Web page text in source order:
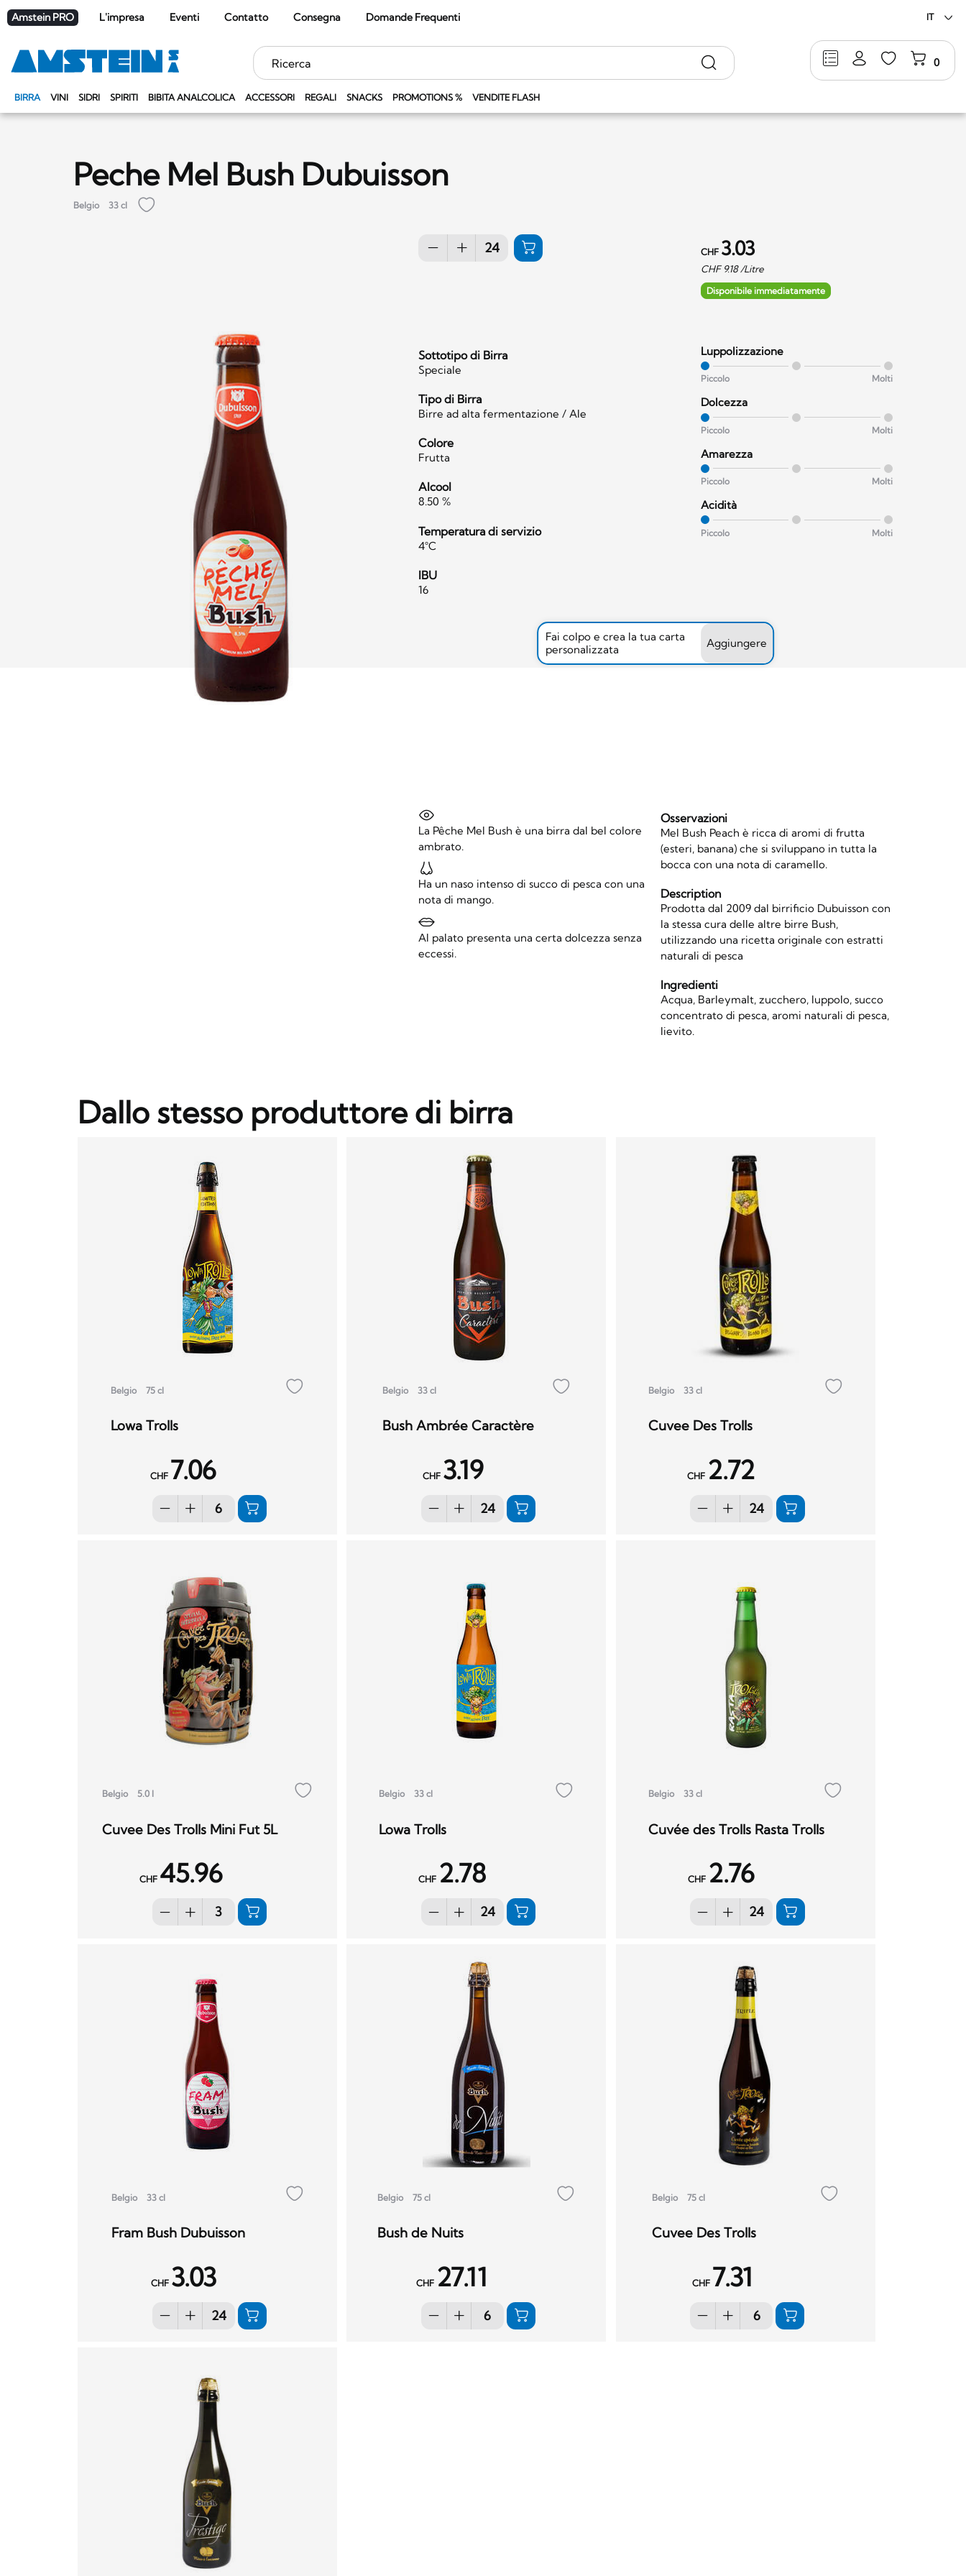
Amstein PRO L'impresa Eventi Contatto Consegna Domande Frequenti IT
BIRRA VINI SIDRI SPIRITI BIBITA ANALCOLICA ACCESSORI REGALI SNACKS PROMOTIONS % VENDITE FLASH
0
Parole
chiave
Ricerca
Peche Mel Bush Dubuisson
Belgio 33 cl
CHF 3.03
CHF 9.18/Litre
Disponibile immediatamente
Sottotipo di Birra
Speciale
Tipo di Birra
Birre ad alta fermentazione / Ale
Colore
Frutta
Alcool
8.50 %
Temperatura di servizio
4°C
IBU
16
Luppolizzazione
Piccolo Molti
Dolcezza
Piccolo Molti
Amarezza
Piccolo Molti
Acidità
Piccolo Molti
Fai colpo e crea la tua carta
personalizzata
Aggiungere
La Pêche Mel Bush è una birra dal bel colore
ambrato.
Ha un naso intenso di succo di pesca con una
nota di mango.
Al palato presenta una certa dolcezza senza
eccessi.
Osservazioni
Mel Bush Peach è ricca di aromi di frutta
(esteri, banana) che si sviluppano in tutta la
bocca con una nota di caramello.
Description
Prodotta dal 2009 dal birrificio Dubuisson con
la stessa cura delle altre birre Bush,
utilizzando una ricetta originale con estratti
naturali di pesca
Ingredienti
Acqua, Barleymalt, zucchero, luppolo, succo
concentrato di pesca, aromi naturali di pesca,
lievito.
Dallo stesso produttore di birra
Belgio 75 cl
Lowa Trolls
CHF 7.06
Belgio 33 cl
Bush Ambrée Caractère
CHF 3.19
Belgio 33 cl
Cuvee Des Trolls
CHF 2.72
Belgio 5.0 l
Cuvee Des Trolls Mini Fut 5L
CHF 45.96
Belgio 33 cl
Lowa Trolls
CHF 2.78
Belgio 33 cl
Cuvée des Trolls Rasta Trolls
CHF 2.76
Belgio 33 cl
Fram Bush Dubuisson
CHF 3.03
Belgio 75 cl
Bush de Nuits
CHF 27.11
Belgio 75 cl
Cuvee Des Trolls
CHF 7.31